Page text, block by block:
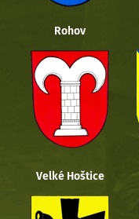
Rohov
Velké Hoštice